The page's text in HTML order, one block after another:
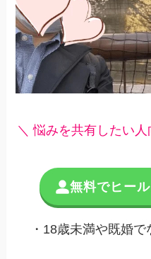
＼ 悩みを共有したい
無料でヒー
・18歳未満や既婚